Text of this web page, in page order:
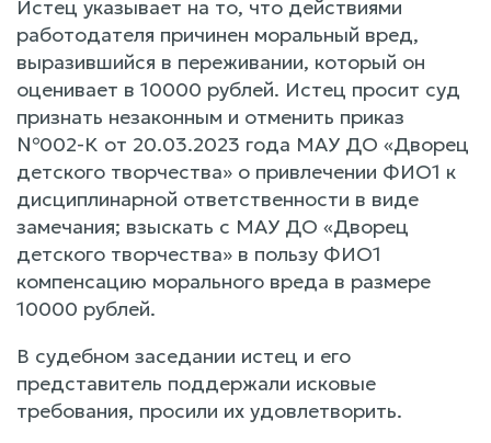
Истец указывает на то, что действиями
работодателя причинен моральный вред,
выразившийся в переживании, который он
оценивает в 10000 рублей. Истец просит суд
признать незаконным и отменить приказ
№002-К от 20.03.2023 года МАУ ДО «Дворец
детского творчества» о привлечении ФИО1 к
дисциплинарной ответственности в виде
замечания; взыскать с МАУ ДО «Дворец
детского творчества» в пользу ФИО1
компенсацию морального вреда в размере
10000 рублей.
В судебном заседании истец и его
представитель поддержали исковые
требования, просили их удовлетворить.